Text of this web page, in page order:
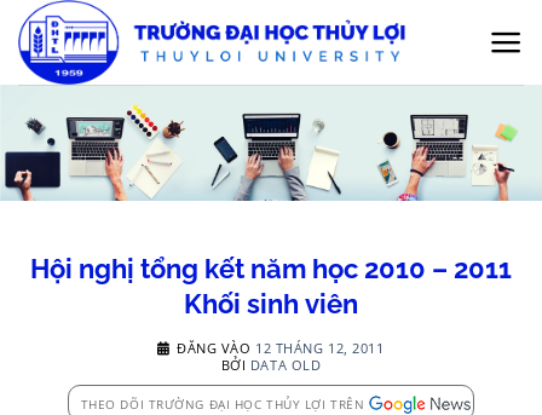
qua
nội
Hội nghị tổng kết năm học 2010 – 2011
Khối sinh viên
ĐĂNG VÀO 12 THÁNG 12, 2011
BỞI DATA OLD
THEO DÕI TRƯỜNG ĐẠI HỌC THỦY LỢI TRÊN